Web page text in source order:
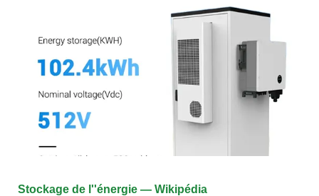
Stockage de l''énergie — Wikipédia